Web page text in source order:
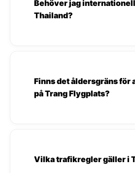
Behöver jag
Thailand?
Finns det åldersgräns för
på Trang Flygplats?
Vilka trafikregler gäller i